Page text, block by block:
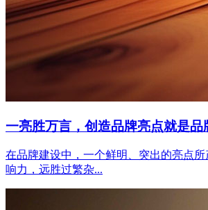
一亮胜万言，创造品牌亮点就是品
在品牌建设中，一个鲜明、突出的亮点
响力，远胜过繁杂...